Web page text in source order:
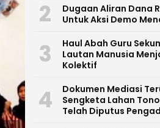
2
Dugaan Aliran Dana
Untuk Aksi Demo
3
Haul Abah Guru
Lautan Manusia
Kolektif
4
​Dokumen Mediasi
Sengketa Lahan
Telah Diputus